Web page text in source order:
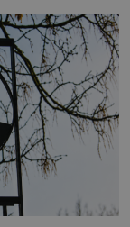
ani co